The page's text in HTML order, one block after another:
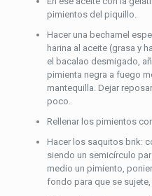
pimientos del piquillo.
Hacer una bechamel
harina al aceite (grasa y
el bacalao desmigado,
pimienta negra a fuego
mantequilla. Dejar
poco.
Rellenar los pimientos
Hacer los saquitos brik:
siendo un semicírculo
medio un pimiento,
fondo para que se sujete,